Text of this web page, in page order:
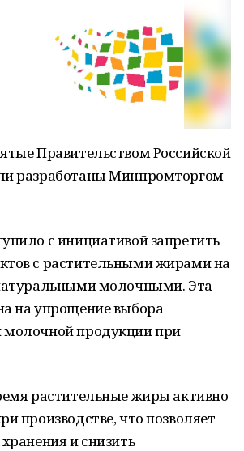
Правительством Российской
разработаны Минпромторгом
с инициативой запретить
с растительными жирами на
молочными. Эта
на упрощение выбора
молочной продукции при
растительные жиры активно
производстве, что позволяет
и снизить